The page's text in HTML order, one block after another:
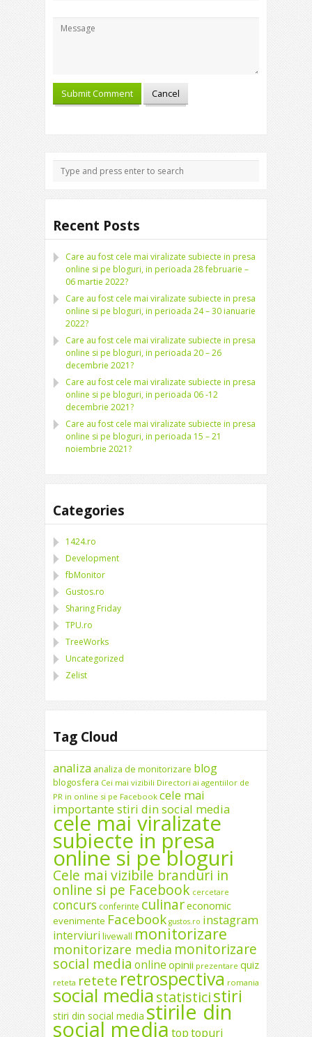
Recent Posts
Care au fost cele mai viralizate subiecte in presa
online si pe bloguri, in perioada 28 februarie –
06 martie 2022?
Care au fost cele mai viralizate subiecte in presa
online si pe bloguri, in perioada 24 – 30 ianuarie
2022?
Care au fost cele mai viralizate subiecte in presa
online si pe bloguri, in perioada 20 – 26
decembrie 2021?
Care au fost cele mai viralizate subiecte in presa
online si pe bloguri, in perioada 06 -12
decembrie 2021?
Care au fost cele mai viralizate subiecte in presa
online si pe bloguri, in perioada 15 – 21
noiembrie 2021?
Categories
1424.ro
Development
fbMonitor
Gustos.ro
Sharing Friday
TPU.ro
TreeWorks
Uncategorized
Zelist
Tag Cloud
analiza analiza de monitorizare blog
blogosfera Cei mai vizibili Directori ai agentiilor de
PR in online si pe Facebook cele mai
importante stiri din social media
cele mai viralizate
subiecte in presa
online si pe bloguri
Cele mai vizibile branduri in
online si pe Facebook cercetare
concurs conferinte culinareconomic
evenimente Facebook gustos.ro instagram
interviuri livewall monitorizare
monitorizare media monitorizare
social media online opinii prezentare quiz
reteta retete retrospectiva romania
social mediastatisticistiri
stiri din social media stirile din
social media toptopuri